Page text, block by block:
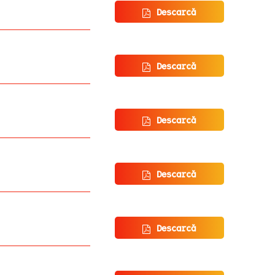
Descarcă
Descarcă
Descarcă
Descarcă
Descarcă